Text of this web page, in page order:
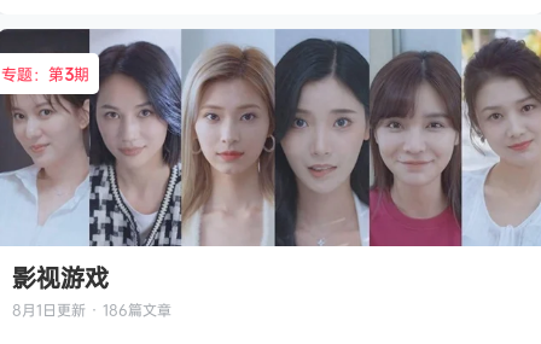
专题：第3期
影视游戏
8月1日更新 · 186篇文章